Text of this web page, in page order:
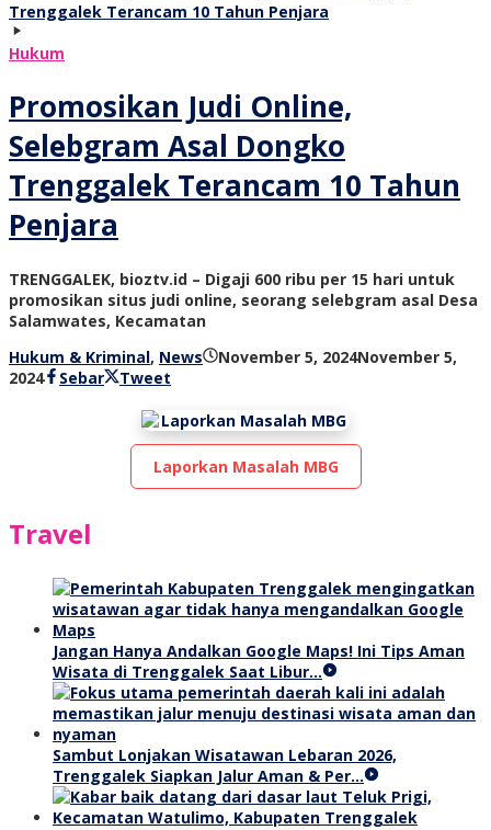
Hukum
Promosikan Judi Online,
Selebgram Asal Dongko
Trenggalek Terancam 10 Tahun
Penjara
TRENGGALEK, bioztv.id – Digaji 600 ribu per 15 hari untuk
promosikan situs judi online, seorang selebgram asal Desa
Salamwates, Kecamatan
Hukum & Kriminal, News November 5, 2024November 5,
2024olehSebar Tweet
Laporkan Masalah MBG
Travel
Jangan Hanya Andalkan Google Maps! Ini Tips Aman
Wisata di Trenggalek Saat Libur…
Sambut Lonjakan Wisatawan Lebaran 2026,
Trenggalek Siapkan Jalur Aman & Per…